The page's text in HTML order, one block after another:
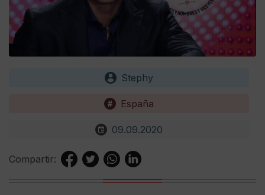
Stephy
España
09.09.2020
Compartir: